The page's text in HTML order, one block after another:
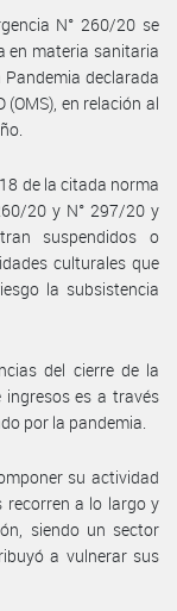
N° 260/20 se
en materia sanitaria
declarada
(OMS), en relación al
de la citada norma
20 y N° 297/20 y
suspendidos o
culturales que
la subsistencia
del cierre de la
es a través
por la pandemia.
su actividad
recorren a lo largo y
siendo un sector
a vulnerar sus